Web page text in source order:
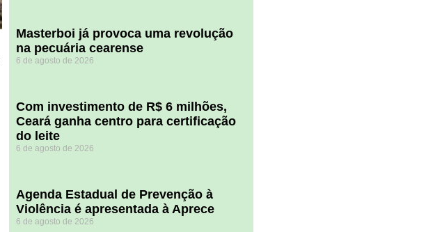
Masterboi já provoca uma revolução
na pecuária cearense
6 de agosto de 2026
Com investimento de R$ 6 milhões,
Ceará ganha centro para certificação
do leite
6 de agosto de 2026
Agenda Estadual de Prevenção à
Violência é apresentada à Aprece
6 de agosto de 2026